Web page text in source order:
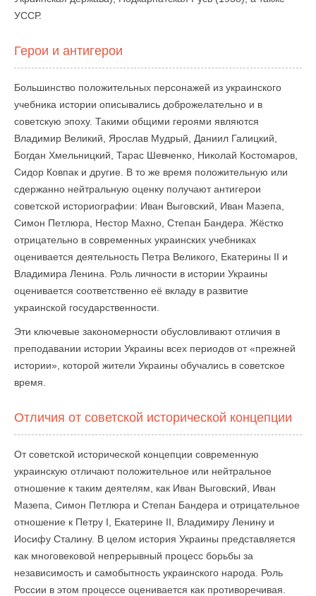
УССР.
Герои и антигерои
Большинство положительных персонажей из украинского
учебника истории описывались доброжелательно и в
советскую эпоху. Такими общими героями являются
Владимир Великий, Ярослав Мудрый, Даниил Галицкий,
Богдан Хмельницкий, Тарас Шевченко, Николай Костомаров,
Сидор Ковпак и другие. В то же время положительную или
сдержанно нейтральную оценку получают антигерои
советской историографии: Иван Выговский, Иван Мазепа,
Симон Петлюра, Нестор Махно, Степан Бандера. Жёстко
отрицательно в современных украинских учебниках
оценивается деятельность Петра Великого, Екатерины II и
Владимира Ленина. Роль личности в истории Украины
оценивается соответственно её вкладу в развитие
украинской государственности.
Эти ключевые закономерности обусловливают отличия в
преподавании истории Украины всех периодов от «прежней
истории», которой жители Украины обучались в советское
время.
Отличия от советской исторической концепции
От советской исторической концепции современную
украинскую отличают положительное или нейтральное
отношение к таким деятелям, как Иван Выговский, Иван
Мазепа, Симон Петлюра и Степан Бандера и отрицательное
отношение к Петру I, Екатерине II, Владимиру Ленину и
Иосифу Сталину. В целом история Украины представляется
как многовековой непрерывный процесс борьбы за
независимость и самобытность украинского народа. Роль
России в этом процессе оценивается как противоречивая.